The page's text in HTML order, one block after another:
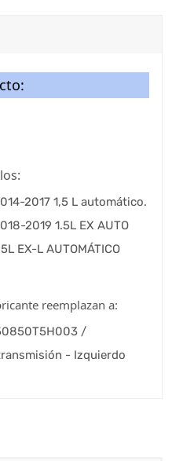
2017 1,5 L automático.
2019 1.5L EX AUTO
EX-L AUTOMÁTICO
reemplazan a:
/
- Izquierdo